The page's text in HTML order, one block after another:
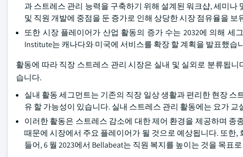
과 스트레스 관리 능력을 구축하기 위해 설계된 워크샵, 세미나
및 직원 개발에 중점을 둔 증가로 인해 상당한 시장 점유율을 보
또한 시장 플레이어가 산업 활동의 증가 수는 2032에 의해 세
Institute는 캐나다와 미국에 서비스를 확장 할 계획을 발표했
활동에 따라 직장 스트레스 관리 시장은 실내 및 실외로 분류됩
습니다.
실내 활동 세그먼트는 기존의 직장 일상 생활과 편리한 현장
유 할 가능성이 있습니다. 실내 스트레스 관리 활동에는 요가
이러한 활동은 스트레스 감소에 대한 제어 환경을 제공하며 종
때문에 시장에서 주요 플레이어가 될 것으로 예상됩니다. 또한
들어, 6 월 2023에서 Bellabeat는 직원 복지를 높이는 것을 목표